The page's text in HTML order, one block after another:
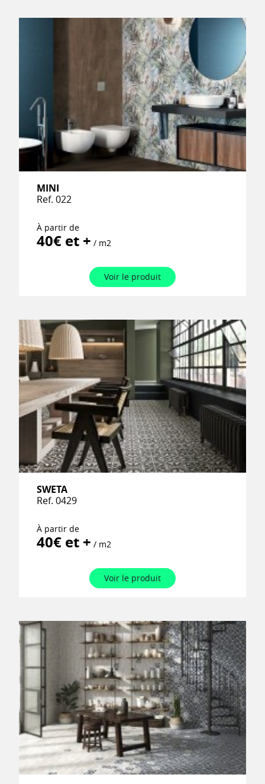
MINI
Ref. 022
À partir de
40€ et + / m2
Voir le produit
SWETA
Ref. 0429
À partir de
40€ et + / m2
Voir le produit